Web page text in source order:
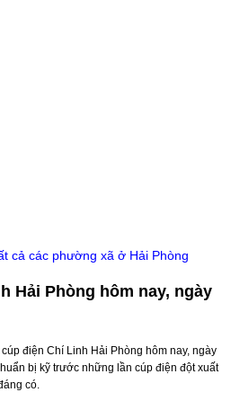
cả các phường xã ở Hải Phòng
Hải Phòng hôm nay, ngày
điện Chí Linh Hải Phòng hôm nay, ngày
bị kỹ trước những lần cúp điện đột xuất
có.